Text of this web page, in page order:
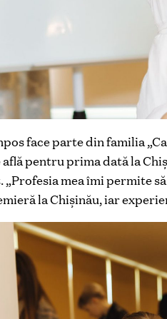
face parte din familia
află pentru prima dată la
„Profesia mea îmi permite
la Chişinău, iar